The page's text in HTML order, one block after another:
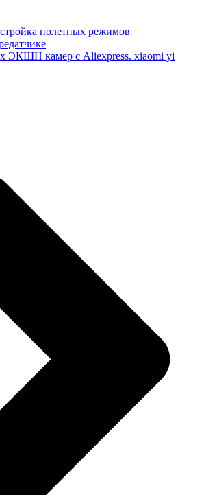
полетных режимов
ЭКШН камер с Aliexpress. xiaomi yi